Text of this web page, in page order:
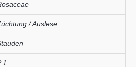
/ Auslese
1